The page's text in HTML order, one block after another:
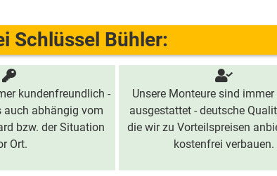
Schlüssel Bühler:
kundenfreundlich -
auch abhängig vom
bzw. der Situation
Ort.
Unsere Monteure sind
ausgestattet - deutsche
die wir zu Vorteilspreisen
kostenfrei verbauen.